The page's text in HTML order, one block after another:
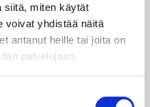
siitä, miten käytät
voivat yhdistää näitä
antanut heille tai joita on
palvelujaan.